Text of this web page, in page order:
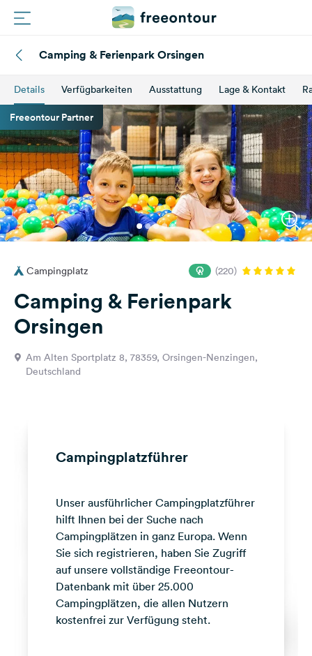
Routen
Plätze
Magazin
Partner
Registrieren
Einloggen
Fragen &
Feedback
Sprache:
Deutsch
Instagram
Camping & Ferienpark Orsingen
Details Verfügbarkeiten Ausstattung Lage & Kontakt
Freeontour Partner
Campingplatz (220)
Camping & Ferienpark
Orsingen
Am Alten Sportplatz 8, 78359, Orsingen-Nenzingen,
Deutschland
Campingplatzführer
Unser ausführlicher Campingplatzführer
hilft Ihnen bei der Suche nach
Campingplätzen in ganz Europa. Wenn
Sie sich registrieren, haben Sie Zugriff
auf unsere vollständige Freeontour-
Datenbank mit über 25.000
Campingplätzen, die allen Nutzern
kostenfrei zur Verfügung steht.